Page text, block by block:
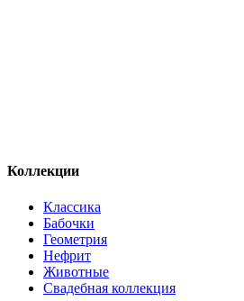
Коллекции
Классика
Бабочки
Геометрия
Нефрит
Животные
Свадебная коллекция